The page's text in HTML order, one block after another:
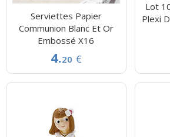
Serviettes Papier
Communion Blanc Et Or
Embossé X16
4.20 €
Lot
Plexi